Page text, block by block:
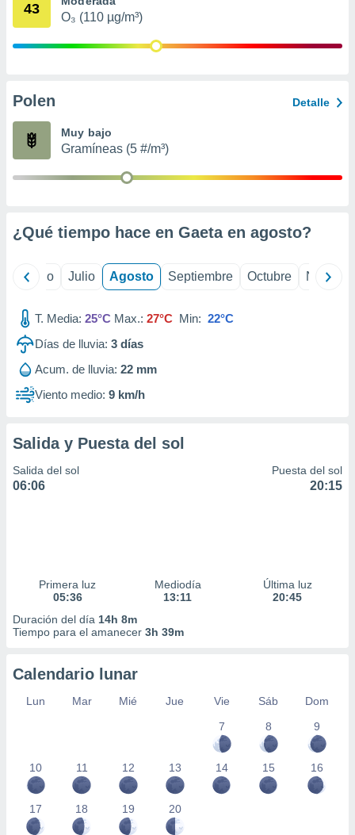
publicidad
de
1199
43
O₃ (110 µg/m³)
Polen Detalle
Muy bajo
Gramíneas (5 #/m³)
¿Qué tiempo hace en Gaeta en agosto?
Junio Julio Agosto Septiembre Octubre
T. Media: 25°C Max.: 27°C Min: 22°C
Días de lluvia: 3 días
Acum. de lluvia: 22 mm
Viento medio: 9 km/h
Salida y Puesta del sol
Salida del sol
06:06
Puesta del sol
20:15
Primera luz
05:36
Mediodía
13:11
Última luz
20:45
Duración del día 14h 8m
Tiempo para el amanecer 3h 39m
Calendario lunar
Lun Mar Mié Jue Vie Sáb
Dom
7
8 9
10 11 12 13 14 15 16
17 18 19 20